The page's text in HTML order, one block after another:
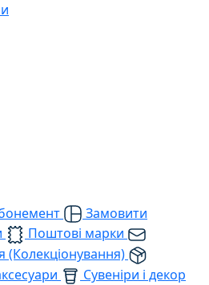
Замовити
Поштові марки
(Колекціонування)
Сувеніри і декор